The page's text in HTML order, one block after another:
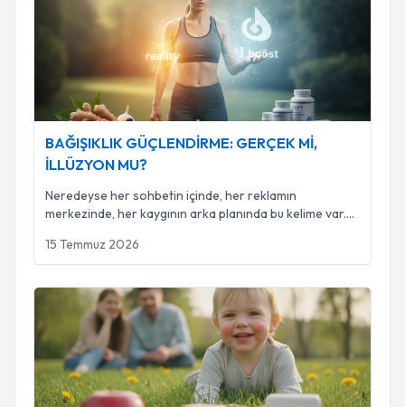
BAĞIŞIKLIK GÜÇLENDİRME: GERÇEK Mİ,
İLLÜZYON MU?
Neredeyse her sohbetin içinde, her reklamın
merkezinde, her kaygının arka planında bu kelime var.
15 Temmuz 2026
ÇOCUĞUM HİÇ HASTA OLMUYOR’: GERÇEKTEN İYİ BİR